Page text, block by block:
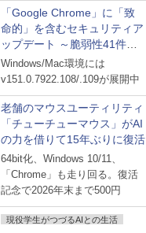
「Google Chrome」に「致
命的」を含むセキュリティア
ップデート ～脆弱性41件に
対処
Windows/Mac環境には
v151.0.7922.108/.109が展開中
老舗のマウスユーティリティ
「チューチューマウス」がAI
の力を借りて15年ぶりに復活
64bit化、Windows 10/11、
「Chrome」も走り回る。復活
記念で2026年末まで500円
現役学生がつづるAIとの生活